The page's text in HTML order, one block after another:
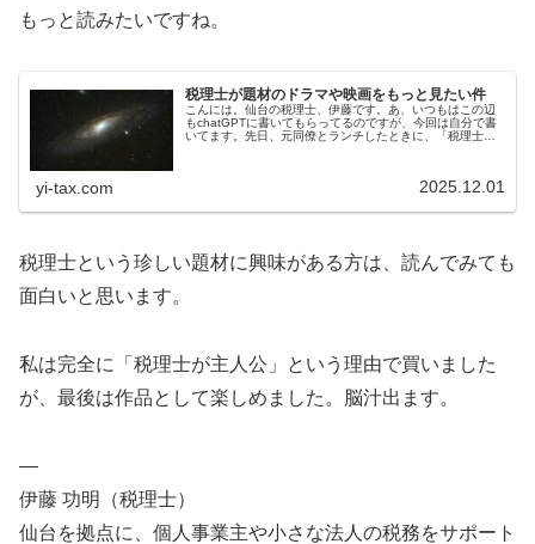
もっと読みたいですね。
税理士が題材のドラマや映画をもっと見たい件
こんには。仙台の税理士、伊藤です。あ、いつもはこの辺
もchatGPTに書いてもらってるのですが、今回は自分で書
いてます。先日、元同僚とランチしたときに、「税理士の
yi-tax.com 2025.12.01
税理士という珍しい題材に興味がある方は、読んでみても
面白いと思います。
私は完全に「税理士が主人公」という理由で買いました
が、最後は作品として楽しめました。脳汁出ます。
—
伊藤 功明（税理士）
仙台を拠点に、個人事業主や小さな法人の税務をサポート